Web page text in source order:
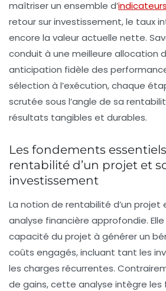
maîtriser un ensemble d’
retour sur investissement, le taux
encore la valeur actuelle nette.
conduit à une meilleure allocation
anticipation fidèle des
sélection à l’exécution, chaque
scrutée sous l’angle de sa
résultats tangibles et durables.
Les fondements
rentabilité d’un projet et
investissement
La notion de rentabilité d’un projet
analyse financière approfondie.
capacité du projet à générer un
coûts engagés, incluant tant les
les charges récurrentes.
de gains, cette analyse intègre